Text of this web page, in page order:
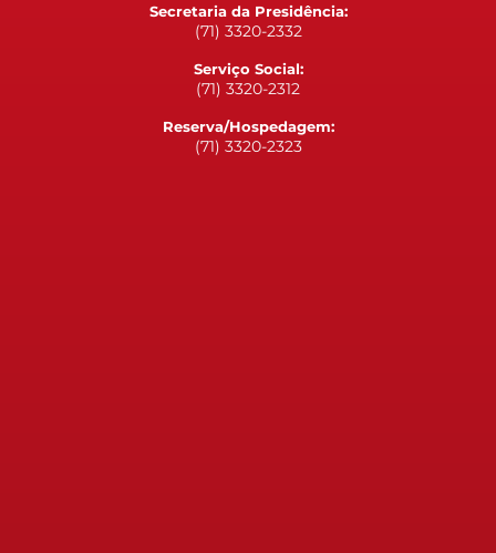
Secretaria da Presidência:
(71) 3320-2332
Serviço Social:
(71) 3320-2312
Reserva/Hospedagem:
(71) 3320-2323